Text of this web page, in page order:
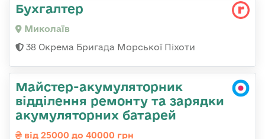
Бухгалтер
Миколаїв
38 Окрема Бригада Морської Піхоти
Майстер-акумуляторник
відділення ремонту та зарядки
акумуляторних батарей
від 25000 до 40000 грн